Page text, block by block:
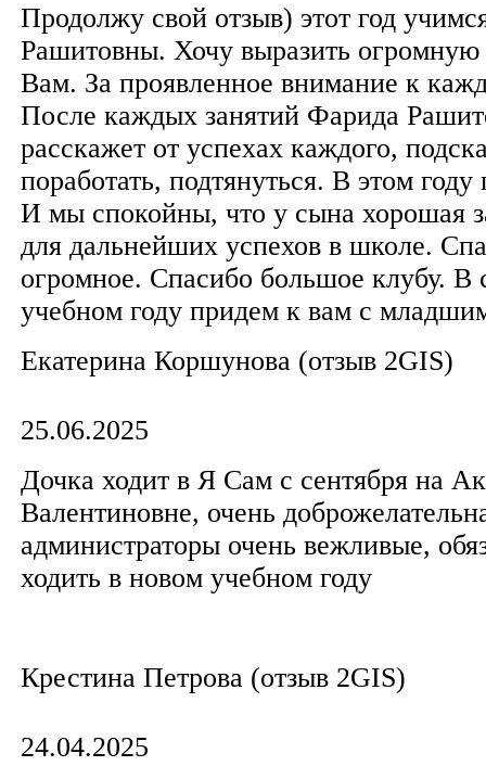
Продолжу свой отзыв) этот год
Рашитовны. Хочу выразить огромную
Вам. За проявленное внимание к
После каждых занятий Фарида
расскажет от успехах каждого,
поработать, подтянуться. В этом
И мы спокойны, что у сына хорошая
для дальнейших успехов в школе.
огромное. Спасибо большое клубу.
учебном году придем к вам с
Екатерина Коршунова​ (отзыв 2GIS)
25.06.2025
Дочка ходит в Я Сам с сентября на
Валентиновне, очень
администраторы очень вежливые,
ходить в новом учебном году
​Крестина Петрова​ (отзыв 2GIS)
24.04.2025